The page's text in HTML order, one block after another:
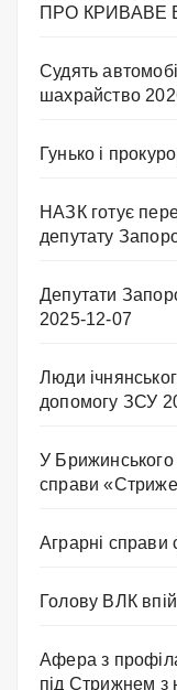
ПРО КРИВАВЕ
Судять
шахрайство
Гунько і
НАЗК готує
депутату
Депутати
2025-12-07
Люди
допомогу ЗСУ
У Брижинського
справи
Аграрні справи
Голову ВЛК
Афера з
під Стрижнем з